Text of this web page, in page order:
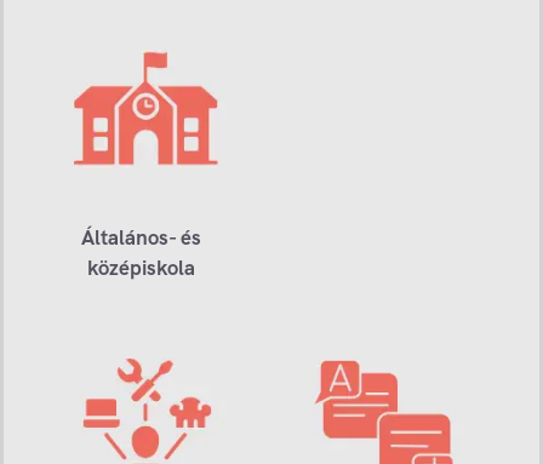
Általános- és
középiskola